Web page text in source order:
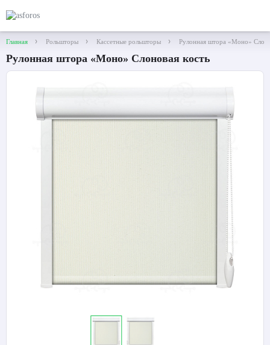
Главная Рольшторы Кассетные рольшторы Рулонная штора «Моно»
Рулонная штора «Моно» Слоновая кость